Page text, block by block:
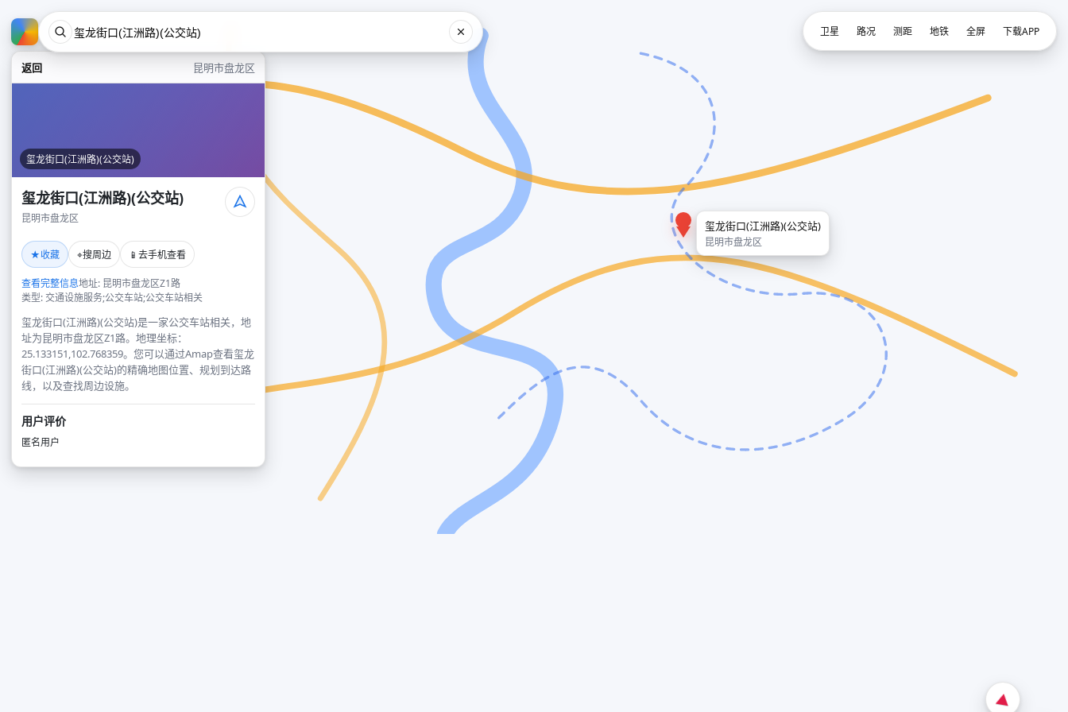
返回 昆明市盘龙区
玺龙街口(江洲路)(公交站)
玺龙街口(江洲路)(公交站)
昆明市盘龙区
★收藏 ⌖搜周边 📱 去手机查看
查看完整信息地址: 昆明市盘龙区Z1路
类型: 交通设施服务;公交车站;公交车站相关
玺龙街口(江洲路)(公交站)是一家公交车站相关，地
址为昆明市盘龙区Z1路。地理坐标：
25.133151,102.768359。您可以通过Amap查看玺龙
街口(江洲路)(公交站)的精确地图位置、规划到达路
线，以及查找周边设施。
用户评价
匿名用户
玺龙街口(江洲路)(公交站)
昆明市盘龙区
卫星 路况 测距 地铁 全屏 下载APP